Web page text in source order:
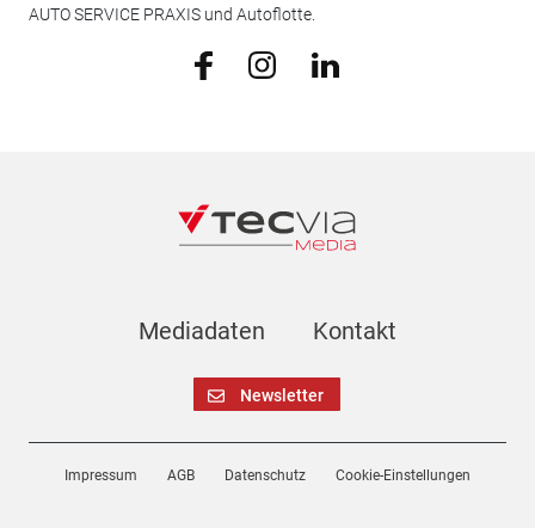
AUTO SERVICE PRAXIS und Autoflotte.
Mediadaten Kontakt
Newsletter
Impressum AGB Datenschutz Cookie-Einstellungen